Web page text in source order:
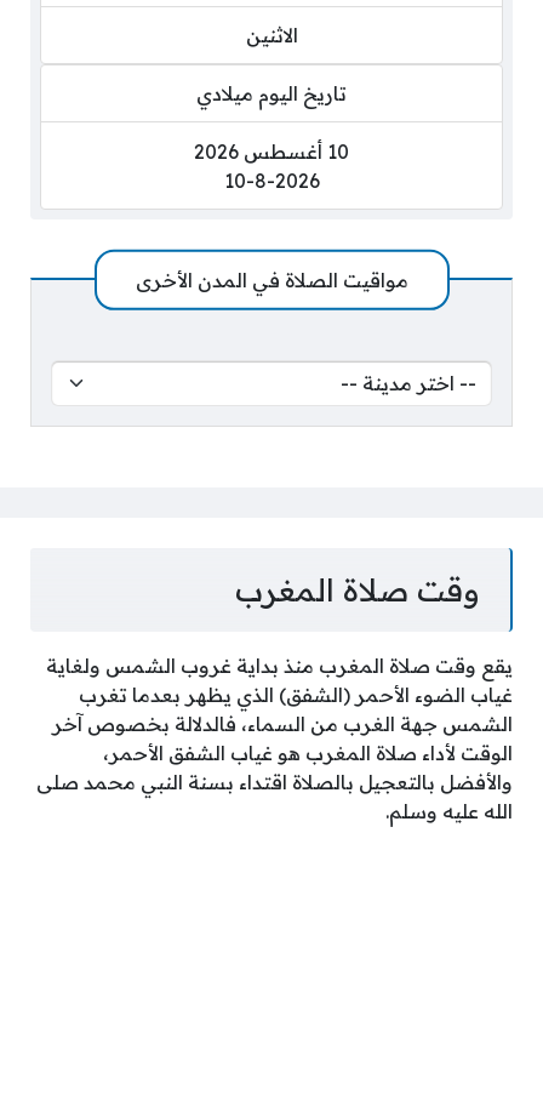
الاثنين
تاريخ اليوم ميلادي
10 أغسطس 2026
10-8-2026
مواقيت الصلاة في المدن الأخرى
وقت صلاة المغرب
يقع وقت صلاة المغرب منذ بداية غروب الشمس ولغاية
غياب الضوء الأحمر (الشفق) الذي يظهر بعدما تغرب
الشمس جهة الغرب من السماء، فالدلالة بخصوص آخر
الوقت لأداء صلاة المغرب هو غياب الشفق الأحمر،
والأفضل بالتعجيل بالصلاة اقتداء بسنة النبي محمد صلى
الله عليه وسلم.